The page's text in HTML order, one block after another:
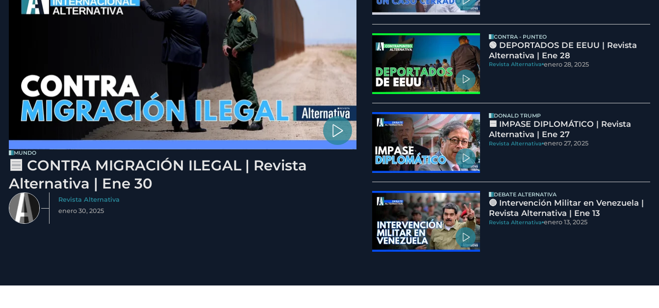
MUNDO
🟦 CONTRA MIGRACIÓN ILEGAL | Revista
Alternativa | Ene 30
Revista Alternativa
enero 30, 2025
CONTRA - PUNTEO
🟢 DEPORTADOS DE EEUU | Revista
Alternativa | Ene 28
Revista Alternativa enero 28, 2025
DONALD TRUMP
🟦 IMPASE DIPLOMÁTICO | Revista
Alternativa | Ene 27
Revista Alternativa enero 27, 2025
DEBATE ALTERNATIVA
🔵 Intervención Militar en Venezuela |
Revista Alternativa | Ene 13
Revista Alternativa enero 13, 2025